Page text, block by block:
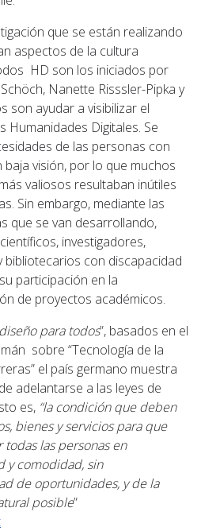
que se están realizando
aspectos de la cultura
HD son los iniciados por
Nanette Risssler-Pipka y
son ayudar a visibilizar el
Digitales. Se
de las personas con
visión, por lo que muchos
valiosos resultaban inútiles
Sin embargo, mediante las
que se van desarrollando,
investigadores,
con discapacidad
participación en la
de proyectos académicos.
diseño para todos”, basados en el
sobre “Tecnología de la
el país germano muestra
adelantarse a las leyes de
es, “la condición que deben
bienes y servicios para que
las personas en
y comodidad, sin
de oportunidades, y de la
posible”